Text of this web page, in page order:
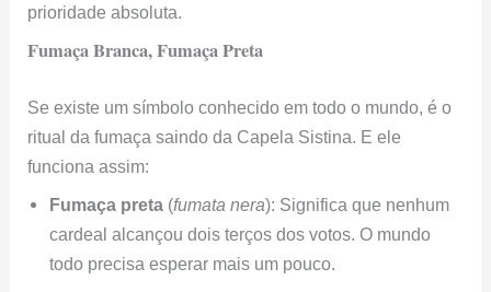
prioridade absoluta.
Fumaça Branca, Fumaça Preta
Se existe um símbolo conhecido em todo o mundo, é o
ritual da fumaça saindo da Capela Sistina. E ele
funciona assim:
Fumaça preta (fumata nera): Significa que nenhum
cardeal alcançou dois terços dos votos. O mundo
todo precisa esperar mais um pouco.